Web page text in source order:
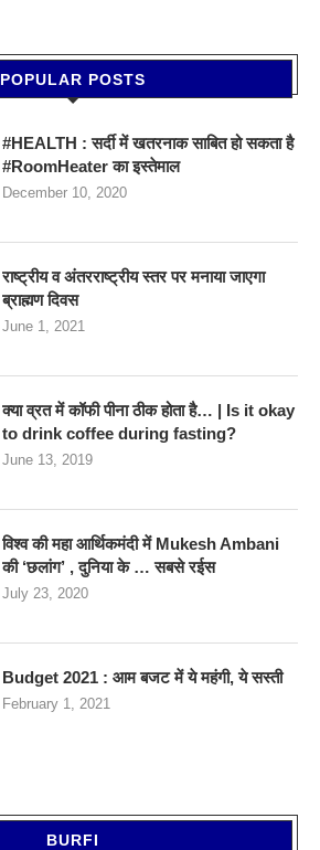
POPULAR POSTS
#HEALTH : सर्दी में खतरनाक साबित हो सकता है
#RoomHeater का इस्तेमाल
December 10, 2020
राष्ट्रीय व अंतरराष्ट्रीय स्तर पर मनाया जाएगा
ब्राह्मण दिवस
June 1, 2021
क्या व्रत में कॉफी पीना ठीक होता है… | Is it okay
to drink coffee during fasting?
June 13, 2019
विश्व की महा आर्थिकमंदी में Mukesh Ambani
की ‘छलांग’ , दुनिया के … सबसे रईस
July 23, 2020
Budget 2021 : आम बजट में ये महंगी, ये सस्‍ती
February 1, 2021
BURFI